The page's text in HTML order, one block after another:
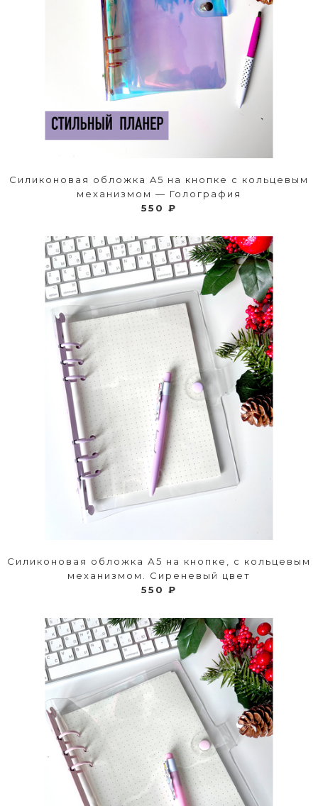
Силиконовая обложка A5 на кнопке с кольцевым
механизмом — Голография
550 ₽
Силиконовая обложка А5 на кнопке, с кольцевым
механизмом. Сиреневый цвет
550 ₽